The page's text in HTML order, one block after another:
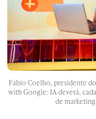
Fabio Coelho, presidente
with Google: IA deverá,
de